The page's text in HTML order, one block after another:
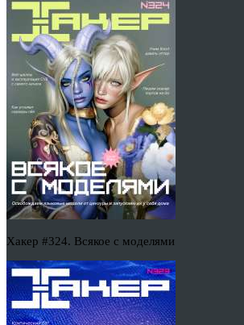
Хакер #324. Всякое с моделями